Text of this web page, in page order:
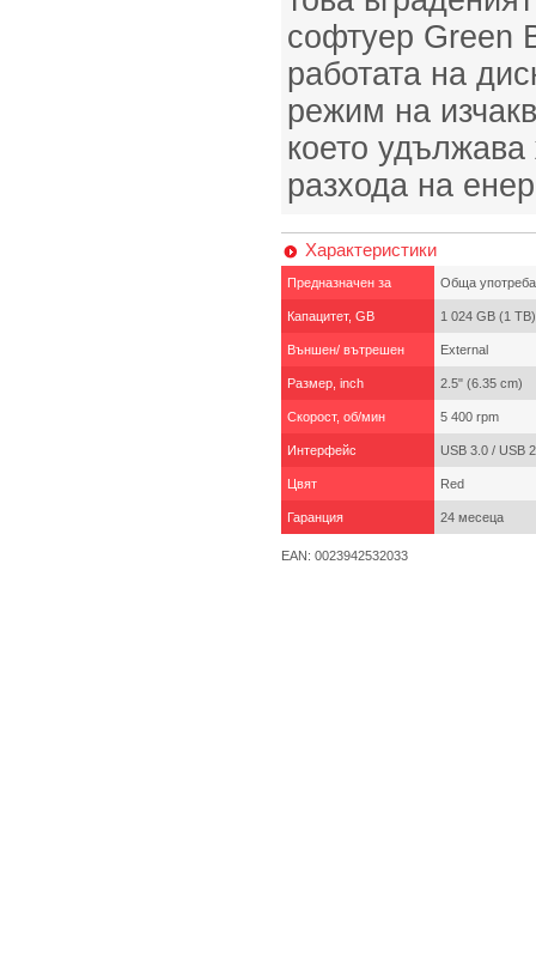
софтуер Green
работата на
режим на
което
разхода на
Характеристики
Предназначен за Обща употреба
Капацитет, GB 1 024 GB (1 TB)
Външен/ вътрешен External
Размер, inch 2.5" (6.35 cm)
Скорост, об/мин 5 400 rpm
Интерфейс USB 3.0 / USB
Цвят Red
Гаранция 24 месеца
EAN: 0023942532033